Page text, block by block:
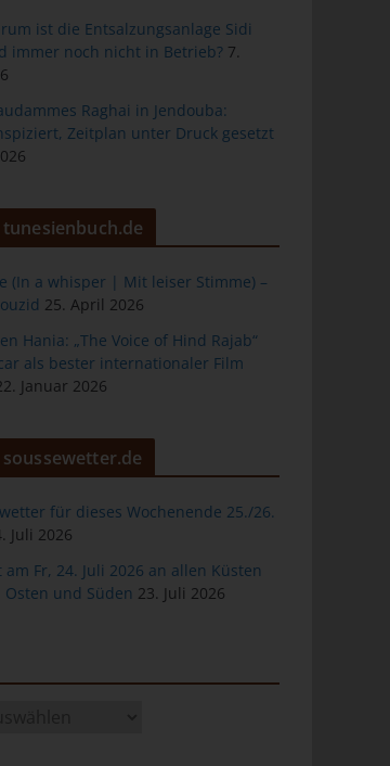
ist die Entsalzungsanlage Sidi
immer noch nicht in Betrieb? 7.
Raghai in Jendouba:
Zeitplan unter Druck gesetzt
tunesienbuch.de
(In a whisper | Mit leiser Stimme) –
25. April 2026
Hania: „The Voice of Hind Rajab“
als bester internationaler Film
Januar 2026
soussewetter.de
für dieses Wochenende 25./26.
Juli 2026
am Fr, 24. Juli 2026 an allen Küsten
und Süden 23. Juli 2026